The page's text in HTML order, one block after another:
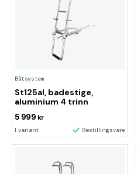
Båtsystem
St125al, badestige,
aluminium 4 trinn
5 999 kr
1 variant Bestillingsvare